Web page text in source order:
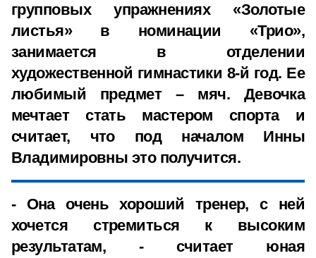
групповых упражнениях «Золотые
листья» в номинации «Трио»,
занимается в отделении
художественной гимнастики 8-й год. Ее
любимый предмет – мяч. Девочка
мечтает стать мастером спорта и
считает, что под началом Инны
Владимировны это получится.
- Она очень хороший тренер, с ней
хочется стремиться к высоким
результатам, - считает юная